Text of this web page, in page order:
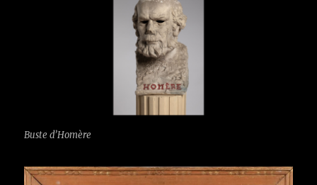
Buste d’Homère